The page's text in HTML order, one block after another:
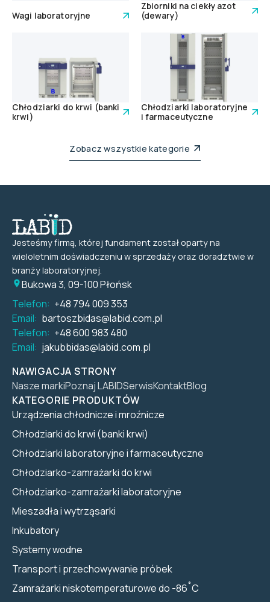
Wagi laboratoryjne
Zbiorniki na ciekły azot
(dewary)
Chłodziarki do krwi (banki
krwi)
Chłodziarki laboratoryjne
i farmaceutyczne
Zobacz wszystkie kategorie
Jesteśmy firmą, której fundament został oparty na
wieloletnim doświadczeniu w sprzedaży oraz doradztwie w
branży laboratoryjnej.
Bukowa 3, 09-100 Płońsk
Telefon: +48 794 009 353
Email: bartoszbidas@labid.com.pl
Telefon: +48 600 983 480
Email: jakubbidas@labid.com.pl
NAWIGACJA STRONY
Nasze markiPoznaj LABIDSerwisKontaktBlog
KATEGORIE PRODUKTÓW
Urządzenia chłodnicze i mroźnicze
Chłodziarki do krwi (banki krwi)
Chłodziarki laboratoryjne i farmaceutyczne
Chłodziarko-zamrażarki do krwi
Chłodziarko-zamrażarki laboratoryjne
Mieszadła i wytrząsarki
Inkubatory
Systemy wodne
Transport i przechowywanie próbek
Zamrażarki niskotemperaturowe do -86˚C